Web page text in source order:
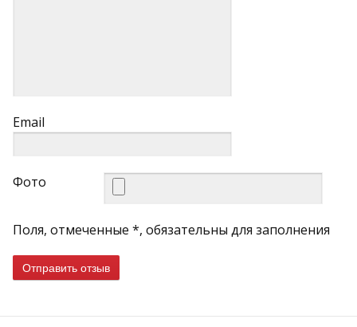
Email
Фото
Поля, отмеченные *, обязательны для заполнения
Отправить отзыв